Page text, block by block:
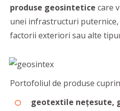
produse geosintetice care
unei infrastructuri puternice,
factorii exteriori sau alte
Portofoliul de produse
geotextile nețesute,